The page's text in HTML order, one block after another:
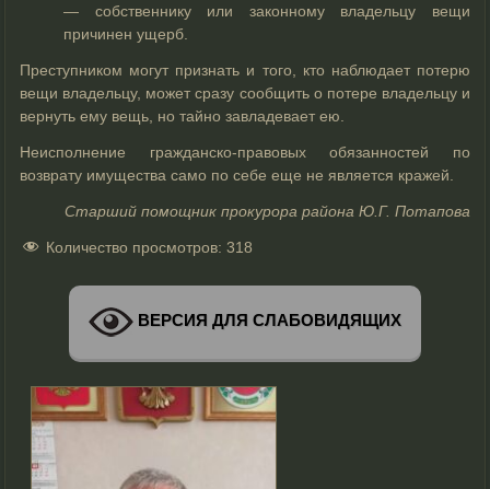
— собственнику или законному владельцу вещи
причинен ущерб.
Преступником могут признать и того, кто наблюдает потерю
вещи владельцу, может сразу сообщить о потере владельцу и
вернуть ему вещь, но тайно завладевает ею.
Неисполнение гражданско-правовых обязанностей по
возврату имущества само по себе еще не является кражей.
Старший помощник прокурора района Ю.Г. Потапова
Количество просмотров: 318
ВЕРСИЯ ДЛЯ СЛАБОВИДЯЩИХ